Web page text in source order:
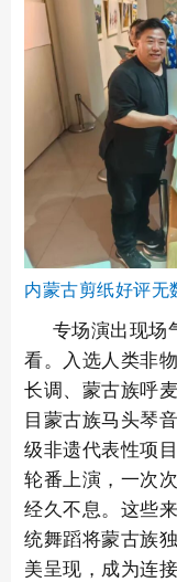
内蒙古剪纸好评无
专场演出现场
看。入选人类非
长调、蒙古族呼
目蒙古族马头琴
级非遗代表性项
轮番上演，一次
经久不息。这些
统舞蹈将蒙古族
美呈现，成为连